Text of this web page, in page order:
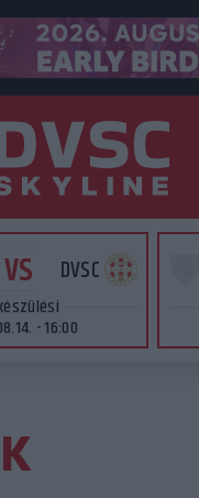
VS DVSC
- 16:00